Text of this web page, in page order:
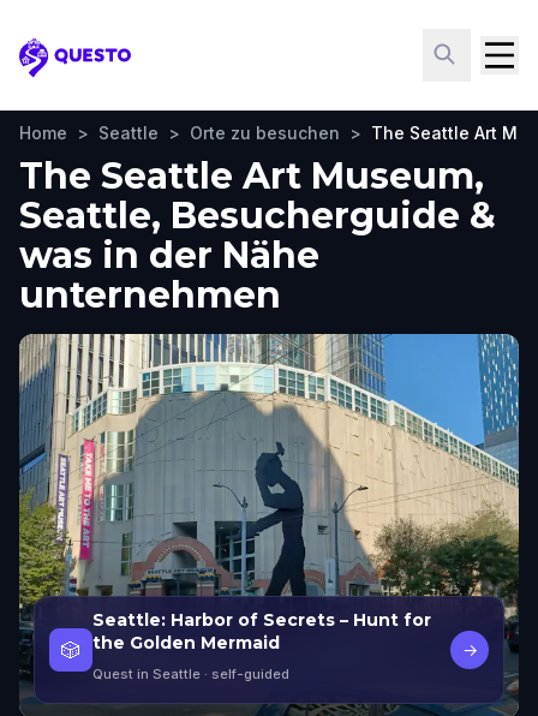
Questo
Home > Seattle > Orte zu besuchen > The Seattle Art
The Seattle Art Museum,
Seattle, Besucherguide &
was in der Nähe
unternehmen
🎲
Seattle: Harbor of Secrets – Hunt for
the Golden Mermaid
Quest in Seattle · self-guided
→